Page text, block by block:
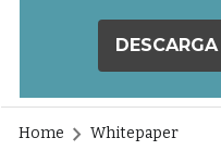
Home Whitepaper